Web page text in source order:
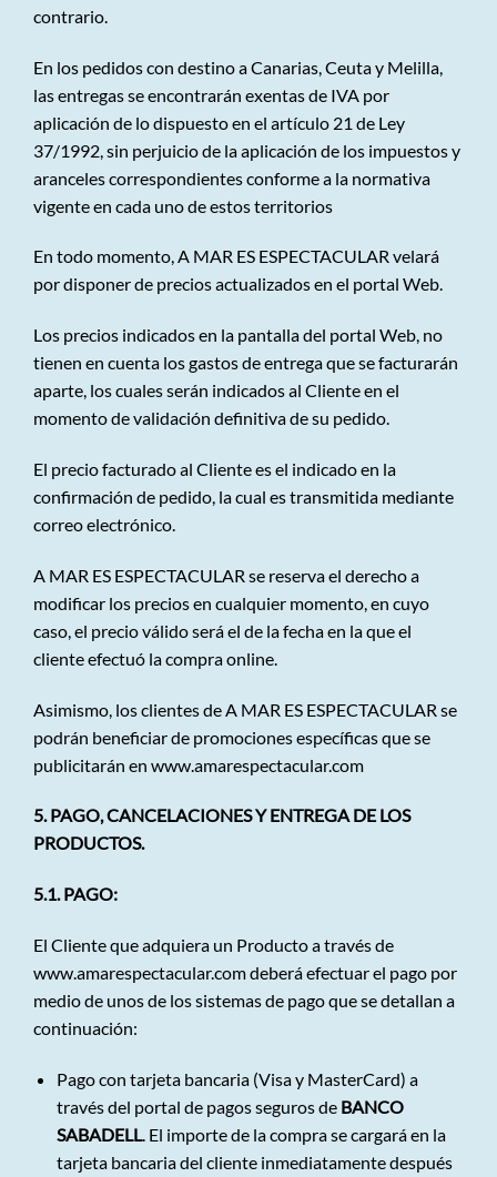
contrario.
En los pedidos con destino a Canarias, Ceuta y Melilla,
las entregas se encontrarán exentas de IVA por
aplicación de lo dispuesto en el artículo 21 de Ley
37/1992, sin perjuicio de la aplicación de los impuestos y
aranceles correspondientes conforme a la normativa
vigente en cada uno de estos territorios
En todo momento, A MAR ES ESPECTACULAR velará
por disponer de precios actualizados en el portal Web.
Los precios indicados en la pantalla del portal Web, no
tienen en cuenta los gastos de entrega que se facturarán
aparte, los cuales serán indicados al Cliente en el
momento de validación definitiva de su pedido.
El precio facturado al Cliente es el indicado en la
confirmación de pedido, la cual es transmitida mediante
correo electrónico.
A MAR ES ESPECTACULAR se reserva el derecho a
modificar los precios en cualquier momento, en cuyo
caso, el precio válido será el de la fecha en la que el
cliente efectuó la compra online.
Asimismo, los clientes de A MAR ES ESPECTACULAR se
podrán beneficiar de promociones específicas que se
publicitarán en www.amarespectacular.com
5. PAGO, CANCELACIONES Y ENTREGA DE LOS
PRODUCTOS.
5.1. PAGO:
El Cliente que adquiera un Producto a través de
www.amarespectacular.comdeberá efectuar el pago por
medio de unos de los sistemas de pago que se detallan a
continuación:
Pago con tarjeta bancaria (Visa y MasterCard) a
través del portal de pagos seguros de BANCO
SABADELL . El importe de la compra se cargará en la
tarjeta bancaria del cliente inmediatamente después